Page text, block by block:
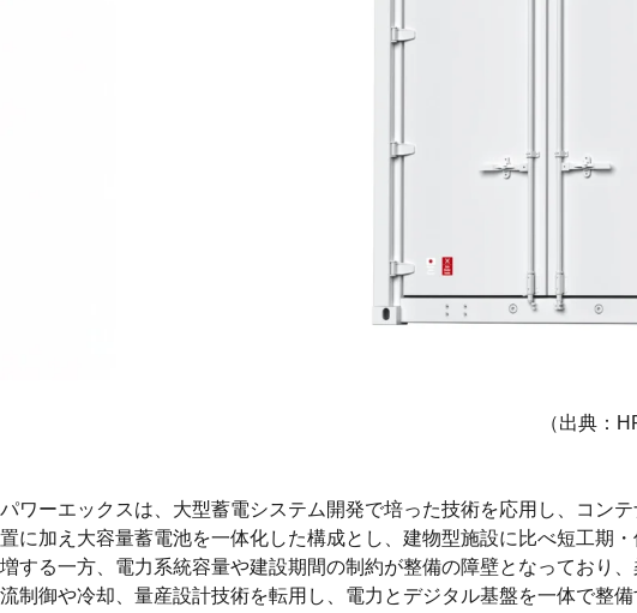
（出典：
パワーエックスは、大型蓄電システム開発で培った技術を応用し、コン
置に加え大容量蓄電池を一体化した構成とし、建物型施設に比べ短工期
増する一方、電力系統容量や建設期間の制約が整備の障壁となっており
流制御や冷却、量産設計技術を転用し、電力とデジタル基盤を一体で整備